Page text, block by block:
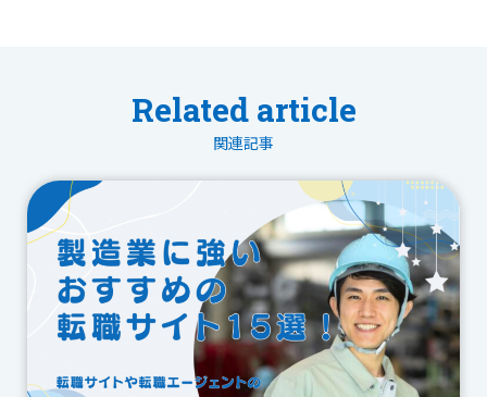
Related article
関連記事